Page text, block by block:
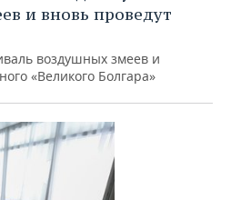
и вновь проведут
воздушных змеев и
«Великого Болгара»